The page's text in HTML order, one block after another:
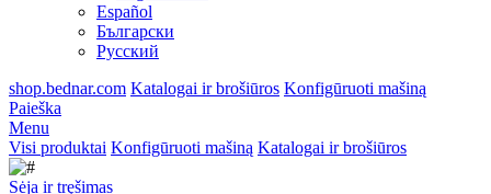
Español
Български
Русский
shop.bednar.com Katalogai ir brošiūros Konfigūruoti mašiną
Paieška
Menu
Visi produktai Konfigūruoti mašiną Katalogai ir brošiūros
Sėja ir tręšimas